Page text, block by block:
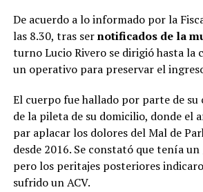
De acuerdo a lo informado por la
las 8.30, tras sernotificados de la
turno Lucio Rivero se dirigió hasta la
un operativo para preservar el
El cuerpo fue hallado por parte de su
de la pileta de su domicilio, donde el
par aplacar los dolores del Mal de
desde 2016. Se constató que tenía un
pero los peritajes posteriores
sufrido un ACV.